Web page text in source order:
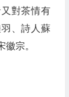
對茶情有
、詩人蘇
宗。